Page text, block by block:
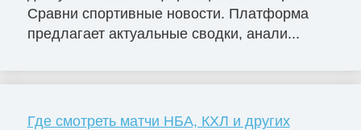
Сравни спортивные новости. Платформа
предлагает актуальные сводки, анали...
Где смотреть матчи НБА, КХЛ и других